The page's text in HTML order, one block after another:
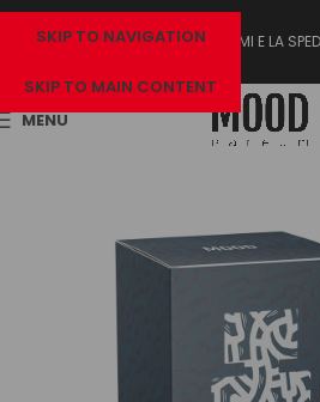
SKIP TO NAVIGATION
SKIP TO MAIN CONTENT
ACQUISTA 2 PROFUMI E LA
MENU